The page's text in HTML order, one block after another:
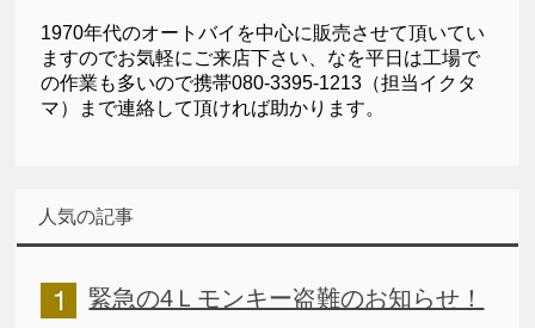
1970年代のオートバイを中心に販売させて頂いてい
ますのでお気軽にご来店下さい、なを平日は工場で
の作業も多いので携帯080-3395-1213（担当イクタ
マ）まで連絡して頂ければ助かります。
人気の記事
緊急の4Ｌモンキー盗難のお知らせ！